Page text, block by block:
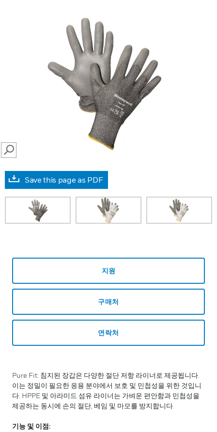
SEARCH
Save this page as PDF
지원
구매처
연락처
Pure Fit: 침지된 장갑은 다양한 절단 저항 라이너로 제공됩니다.
이는 정밀이 필요한 응용 분야에서 보호 및 민첩성을 위한 것입니
다. HPPE 및 아라미드 섬유 라이너는 가벼운 편안함과 민첩성을
제공하는 동시에 손의 절단, 베임 및 마모를 방지합니다.
기능 및 이점: